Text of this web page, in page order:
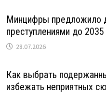
Минцифры предложило
преступлениями до 2035
28.07.2026
Как выбрать
избежать неприятных